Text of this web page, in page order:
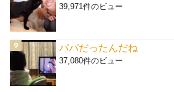
39,971件のビュー
パパだったんだね
37,080件のビュー